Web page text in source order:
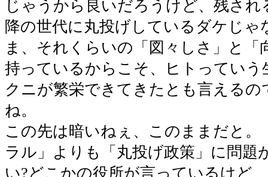
じゃうから良いだろうけど、残され
降の世代に丸投げしているダケじゃ
ま、それくらいの「図々しさ」と「
持っているからこそ、ヒトっていう
クニが繁栄できてきたとも言えるの
ね。
この先は暗いねぇ、このままだと。
ラル」よりも「丸投げ政策」に問題
い?どこかの役所が言っているけど